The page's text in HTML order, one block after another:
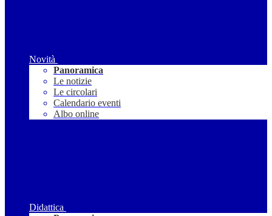
Novità
Panoramica
Le notizie
Le circolari
Calendario eventi
Albo online
Didattica